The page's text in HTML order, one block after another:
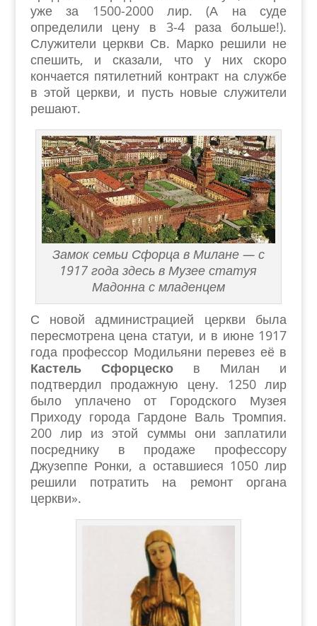
уже за 1500-2000 лир. (А на суде
определили цену в 3-4 раза больше!).
Служители церкви Св. Марко решили не
спешить, и сказали, что у них скоро
кончается пятилетний контракт на службе
в этой церкви, и пусть новые служители
решают.
Замок семьи Сфорца в Милане — с
1917 года здесь в Музее статуя
Мадонна с младенцем
С новой администрацией церкви была
пересмотрена цена статуи, и в июне 1917
года профессор Модильяни перевез её в
Кастель Сфорцесков Милан и
подтвердил продажную цену. 1250 лир
было уплачено от Городского Музея
Приходу города Гардоне Валь Тромпия.
200 лир из этой суммы они заплатили
посреднику в продаже профессору
Джузеппе Ронки, а оставшиеся 1050 лир
решили потратить на ремонт органа
церкви».